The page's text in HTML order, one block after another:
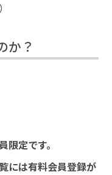
か？
定です。
には有料会員登録が